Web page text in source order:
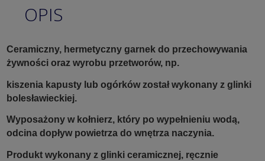
OPIS
Ceramiczny, hermetyczny garnek do przechowywania
żywności oraz wyrobu przetworów, np.
kiszenia kapusty lub ogórków został wykonany z glinki
bolesławieckiej.
Wyposażony w kołnierz, który po wypełnieniu wodą,
odcina dopływ powietrza do wnętrza naczynia.
Produkt wykonany z glinki ceramicznej, ręcznie